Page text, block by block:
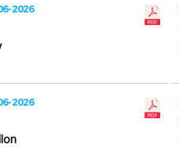
2026
2026